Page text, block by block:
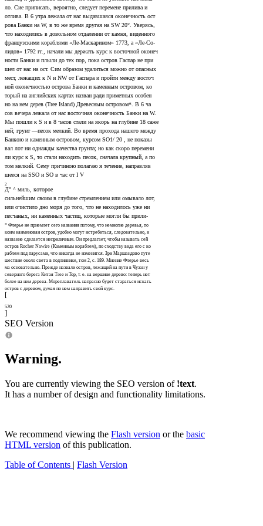
ло. Сие приписать, вероятно, следует перемене прилива и
отлива. В 6 утра лежала от нас выдавшаяся оконечность ост­
рова Банки на W, в то же время другая на SW 20°. Уверясь,
что находились в довольном отдалении от камня, виденного
французскими кораблями «Ле-Маскарином» 1773, а «Ле-Со-
лидов» 1792 гг., начали мы держать курс к восточной оконеч­
ности Банки и плыли до тех пор, пока остров Гаспар не при­
шел от нас на ост. Сим образом удалиться можно от опасных
мест, лежащих к N и NW от Гаспара и пройти между восточ­
ной оконечностью острова Банки и каменным островом, ко­
торый на английских картах назван ради приметных особен­
но на нем дерев (Tree Island) Древесным островом*. В 6 ча­
сов вечера лежала от нас восточная оконечность Банки на W.
Мы пошли к S и в 8 часов стали на якорь на глубине 18 саже­
ней; грунт —песок мелкий. Во время прохода нашего между
Банкою и каменным островом, курсом SO1/ 20 , не показы­
вал лот ни однажды качества грунта; но как скоро перемени­
ли курс к S, то стали находить песок, сначала крупный, а по­
том мелкий. Сему причиною полагаю я течение, направляв­
шееся на SSO и SO в час от I V
2
Д° ^ миль, которое
сильнейшим своим в глубине стремлением или омывало лот,
или очистило дно моря до того, что не находилось уже ни
песчаных, ни каменных частиц, которые могли бы прили-
* Флерье не приемлет сего названия потому, что немногие деревья, по
коим наименован остров, удобно могут истребиться, следовательно, и
название сделается неприличным. Он предлагает, чтобы называть сей
остров Rocher Nawire (Каменным кораблем), по сходству вида его с ко­
раблем под парусами, что никогда не изменится. Зри Маршандово путе­
шествие около света в подлиннике, том 2, с. 189. Мнение Флерье весь­
ма основательно. Прежде назвали остров, лежащий на пути в Чузан у
северного берега Китая Tree и Тор, т. е. на вершине дерево: теперь нет
более на нем дерева. Мореплаватель напрасно будет стараться искать
остров с деревом, думая по нем направить свой курс.
[
520
]
SEO Version
Warning.
You are currently viewing the SEO version of !text.
It has a number of design and functionality limitations.
We recommend viewing the Flash version or the basic
HTML version of this publication.
Table of Contents | Flash Version